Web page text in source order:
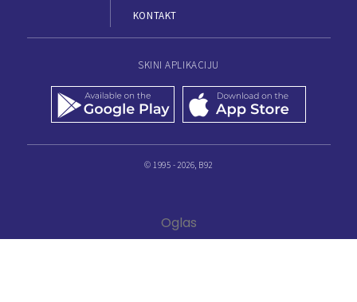
KONTAKT
SKINI APLIKACIJU
© 1995 - 2026, B92